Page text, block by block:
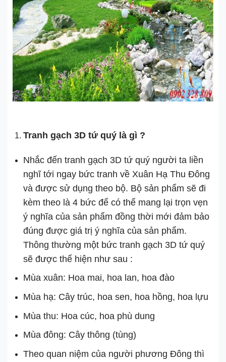
Tranh gạch 3D tứ quý là gì ?
Nhắc đến tranh gạch 3D tứ quý người ta liền
nghĩ tới ngay bức tranh về Xuân Hạ Thu Đông
và được sử dụng theo bộ. Bộ sản phẩm sẽ đi
kèm theo là 4 bức để có thể mang lại trọn vẹn
ý nghĩa của sản phẩm đồng thời mới đảm bảo
đúng được giá trị ý nghĩa của sản phẩm.
Thông thường một bức tranh gạch 3D tứ quý
sẽ được thể hiện như sau :
Mùa xuân: Hoa mai, hoa lan, hoa đào
Mùa hạ: Cây trúc, hoa sen, hoa hồng, hoa lựu
Mùa thu: Hoa cúc, hoa phù dung
Mùa đông: Cây thông (tùng)
Theo quan niệm của người phương Đông thì